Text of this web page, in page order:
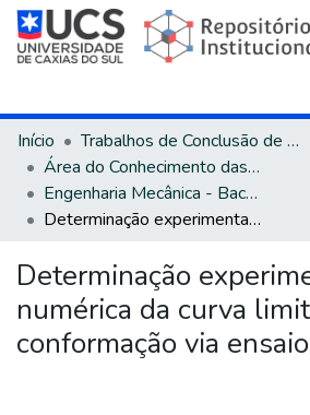
Início
Trabalhos de Conclusão de Curso
Área do Conhecimento das Engenharias
Engenharia Mecânica - Bacharelado
Determinação experimental e numérica da curva limite de conformação via ensaio Nakajima
Determinação
numérica da curva
conformação via